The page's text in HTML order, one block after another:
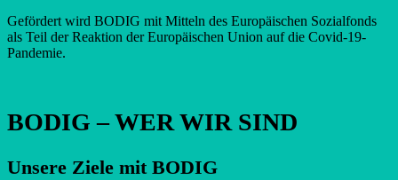
Gefördert wird BODIG mit Mitteln des Europäischen Sozialfonds
als Teil der Reaktion der Europäischen Union auf die Covid-19-
Pandemie.
BODIG – WER WIR SIND
Unsere Ziele mit BODIG